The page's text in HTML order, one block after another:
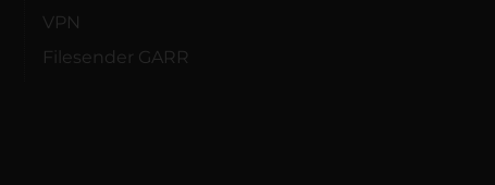
VPN
Filesender GARR